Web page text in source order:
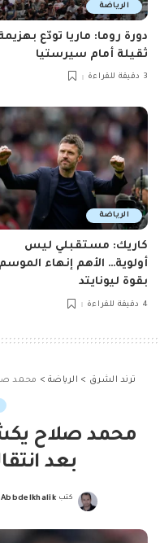
الرياضة
دورة روما: ماريا تودّع
ثقيلة أمام سيرستيا
3 دقيقة للقراءة
الرياضة
كاريك: مستقبلي ليس
أولوية… الأهم إنهاء الموسم
بقوة ليونايتد
4 دقيقة للقراءة
ترند الشرق > الرياضة> محمد
محمد صلاح
بعد
Posted
كتب